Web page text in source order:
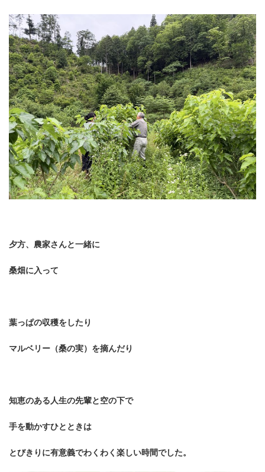
夕方、農家さんと一緒に
桑畑に入って
葉っぱの収穫をしたり
マルベリー（桑の実）を摘んだり
知恵のある 人生の先輩と空の下で
手を動かすひとときは
とびきりに有意義でわくわく楽しい時間でした。